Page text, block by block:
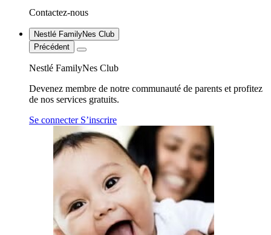
Contactez-nous
Nestlé FamilyNes Club
Précédent
Nestlé FamilyNes Club
Devenez membre de notre communauté de parents et profitez
de nos services gratuits.
Se connecter S’inscrire